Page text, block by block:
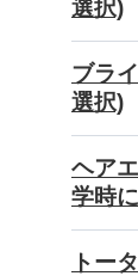
選択)
ブラ
選択)
ヘア
学時
トー